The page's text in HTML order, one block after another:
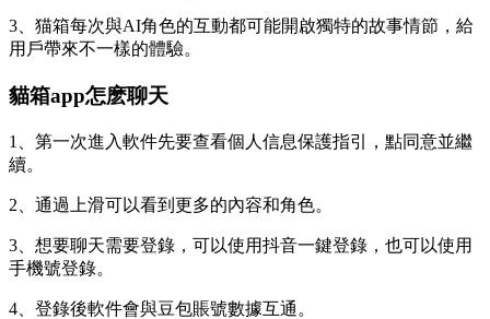
3、猫箱每次與AI角色的互動都可能開啟獨特的故事情節，給
用戶帶來不一樣的體驗。
貓箱app怎麽聊天
1、第一次進入軟件先要查看個人信息保護指引，點同意並繼
續。
2、通過上滑可以看到更多的內容和角色。
3、想要聊天需要登錄，可以使用抖音一鍵登錄，也可以使用
手機號登錄。
4、登錄後軟件會與豆包賬號數據互通。